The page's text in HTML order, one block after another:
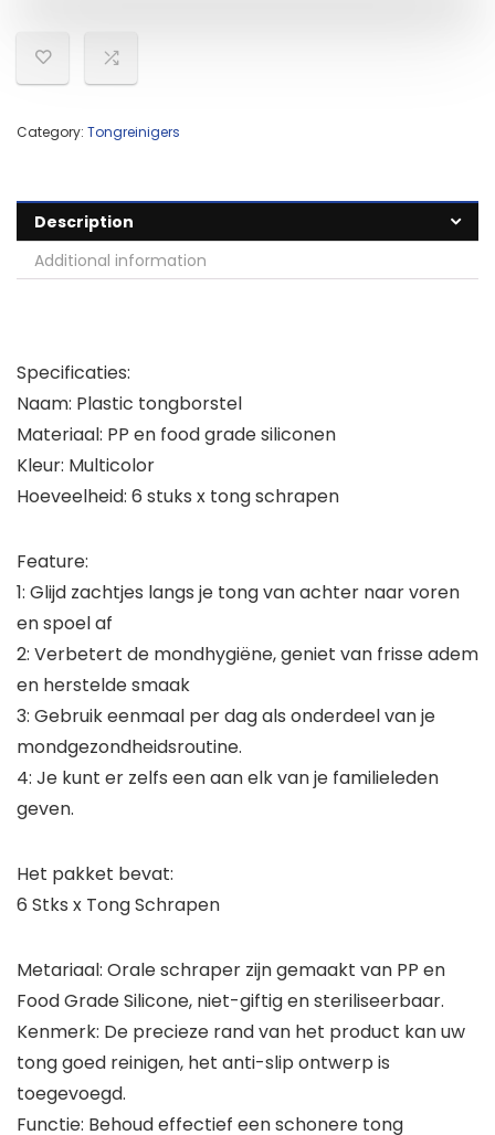
Category: Tongreinigers
Description
Additional information
Specificaties:
Naam: Plastic tongborstel
Materiaal: PP en food grade siliconen
Kleur: Multicolor
Hoeveelheid: 6 stuks x tong schrapen
Feature:
1: Glijd zachtjes langs je tong van achter naar voren
en spoel af
2: Verbetert de mondhygiëne, geniet van frisse adem
en herstelde smaak
3: Gebruik eenmaal per dag als onderdeel van je
mondgezondheidsroutine.
4: Je kunt er zelfs een aan elk van je familieleden
geven.
Het pakket bevat:
6 Stks x Tong Schrapen
Metariaal: Orale schraper zijn gemaakt van PP en
Food Grade Silicone, niet-giftig en steriliseerbaar.
Kenmerk: De precieze rand van het product kan uw
tong goed reinigen, het anti-slip ontwerp is
toegevoegd.
Functie: Behoud effectief een schonere tong